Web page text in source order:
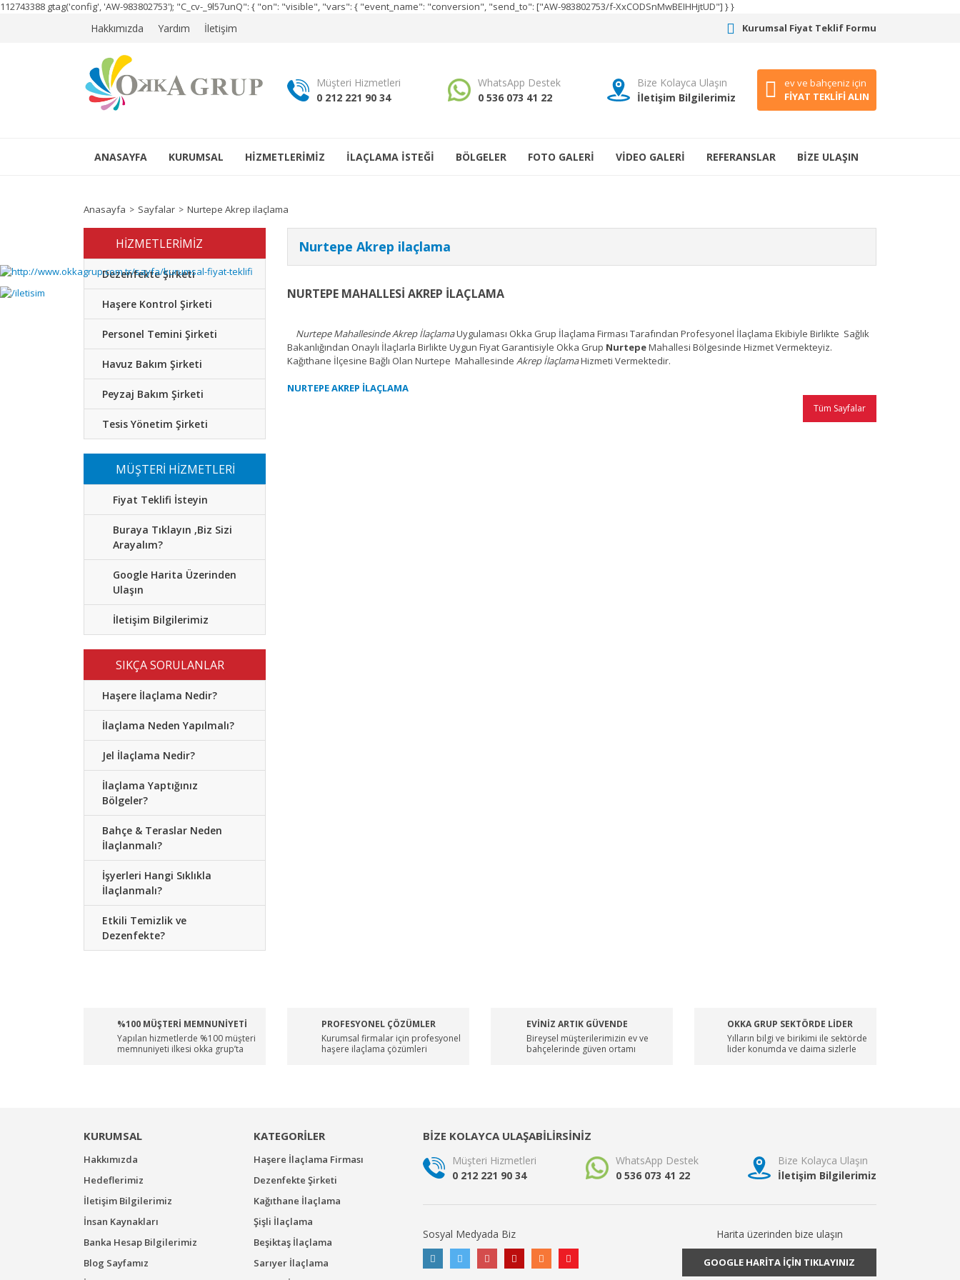
112743388 gtag('config', 'AW-983802753'); "C_cv-_9l57unQ": { "on": "visible", "vars": { "event_name": "conversion", "send_to": ["AW-983802753/f-XxCODSnMwBEIHHjtUD"] } }
Hakkımızda Yardım İletişim Kurumsal Fiyat Teklif Formu
Müşteri Hizmetleri
0 212 221 90 34
WhatsApp Destek
0 536 073 41 22
Bize Kolayca Ulaşın
İletişim Bilgilerimiz
ev ve bahçeniz için
FİYAT TEKLİFİ ALIN
ANASAYFA KURUMSAL HİZMETLERİMİZ İLAÇLAMA İSTEĞİ BÖLGELER FOTO GALERİ VİDEO GALERİ REFERANSLAR BİZE ULAŞIN
Anasayfa Sayfalar Nurtepe Akrep ilaçlama
HİZMETLERİMİZ
Dezenfekte Şirketi
Haşere Kontrol Şirketi
Personel Temini Şirketi
Havuz Bakım Şirketi
Peyzaj Bakım Şirketi
Tesis Yönetim Şirketi
MÜŞTERİ HİZMETLERİ
Fiyat Teklifi İsteyin
Buraya Tıklayın ,Biz Sizi
Arayalım?
Google Harita Üzerinden
Ulaşın
İletişim Bilgilerimiz
SIKÇA SORULANLAR
Haşere İlaçlama Nedir?
İlaçlama Neden Yapılmalı?
Jel İlaçlama Nedir?
İlaçlama Yaptığınız
Bölgeler?
Bahçe & Teraslar Neden
İlaçlanmalı?
İşyerleri Hangi Sıklıkla
İlaçlanmalı?
Etkili Temizlik ve
Dezenfekte?
Nurtepe Akrep ilaçlama
NURTEPE MAHALLESİ AKREP İLAÇLAMA
Nurtepe Mahallesinde Akrep İlaçlamaUygulaması Okka Grup İlaçlama Firması Tarafından Profesyonel İlaçlama Ekibiyle Birlikte Sağlık
Bakanlığından Onaylı İlaçlarla Birlikte Uygun Fiyat Garantisiyle Okka Grup NurtepeMahallesi Bölgesinde Hizmet Vermekteyiz.
Kağıthane İlçesine Bağlı Olan Nurtepe Mahallesinde Akrep İlaçlamaHizmeti Vermektedir.
NURTEPE AKREP İLAÇLAMA
Tüm Sayfalar
%100 MÜŞTERİ MEMNUNİYETİ
Yapılan hizmetlerde %100 müşteri
memnuniyeti ilkesi okka grup’ta
PROFESYONEL ÇÖZÜMLER
Kurumsal firmalar için profesyonel
haşere ilaçlama çözümleri
EVİNİZ ARTIK GÜVENDE
Bireysel müşterilerimizin ev ve
bahçelerinde güven ortamı
OKKA GRUP SEKTÖRDE LİDER
Yılların bilgi ve birikimi ile sektörde
lider konumda ve daima sizlerle
KURUMSAL
Hakkımızda
Hedeflerimiz
İletişim Bilgilerimiz
İnsan Kaynakları
Banka Hesap Bilgilerimiz
Blog Sayfamız
KATEGORİLER
Haşere İlaçlama Firması
Dezenfekte Şirketi
Kağıthane İlaçlama
Şişli İlaçlama
Beşiktaş İlaçlama
Sarıyer İlaçlama
BİZE KOLAYCA ULAŞABİLİRSİNİZ
Müşteri Hizmetleri
0 212 221 90 34
WhatsApp Destek
0 536 073 41 22
Bize Kolayca Ulaşın
İletişim Bilgilerimiz
Sosyal Medyada Biz Harita üzerinden bize ulaşın
GOOGLE HARİTA İÇİN TIKLAYINIZ